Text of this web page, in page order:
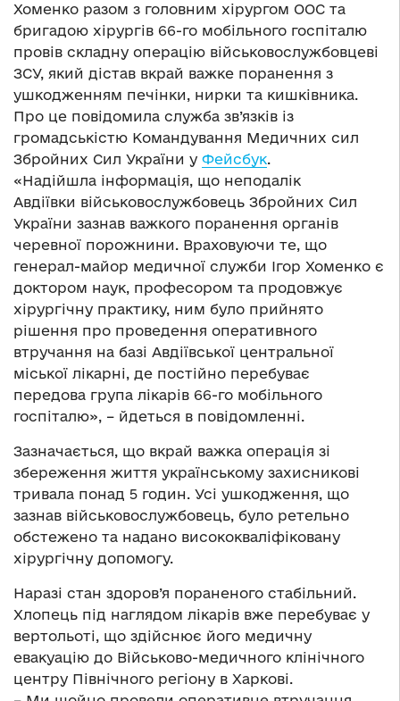
Хоменко разом з головним хірургом ООС та
бригадою хірургів 66-го мобільного госпіталю
провів складну операцію військовослужбовцеві
ЗСУ, який дістав вкрай важке поранення з
ушкодженням печінки, нирки та кишківника.
Про це повідомила служба зв’язків із
громадськістю Командування Медичних сил
Збройних Сил України у Фейсбук.
«Надійшла інформація, що неподалік
Авдіївки військовослужбовець Збройних Сил
України зазнав важкого поранення органів
черевної порожнини. Враховуючи те, що
генерал-майор медичної служби Ігор Хоменко є
доктором наук, професором та продовжує
хірургічну практику, ним було прийнято
рішення про проведення оперативного
втручання на базі Авдіївської центральної
міської лікарні, де постійно перебуває
передова група лікарів 66-го мобільного
госпіталю», – йдеться в повідомленні.
Зазначається, що вкрай важка операція зі
збереження життя українському захисникові
тривала понад 5 годин. Усі ушкодження, що
зазнав військовослужбовець, було ретельно
обстежено та надано висококваліфіковану
хірургічну допомогу.
Наразі стан здоров’я пораненого стабільний.
Хлопець під наглядом лікарів вже перебуває у
вертольоті, що здійснює його медичну
евакуацію до Військово-медичного клінічного
центру Північного регіону в Харкові.